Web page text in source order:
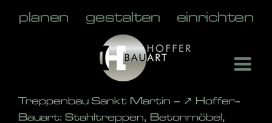
Treppenbau Sankt Martin – ↗️ Hoffer-
Bauart: Stahltreppen, Betonmöbel,